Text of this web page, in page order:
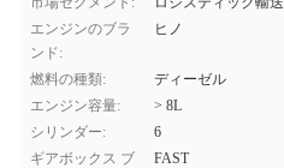
エンジンのブラ
ンド:
ヒノ
燃料の種類:
ディーゼル
エンジン容量:
> 8L
シリンダー:
6
ギアボックス ブ
FAST